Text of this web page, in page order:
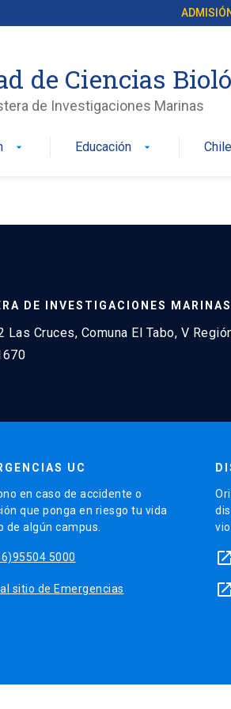
de Ciencias
de Investigaciones Marinas
arrow_drop_down Educación arrow_drop_down
DE INVESTIGACIONES MARINAS
Cruces, Comuna El Tabo, V
UC
en caso de accidente o
que ponga en riesgo tu vida
de algún campus.
5000
al sitio de Emergencias
launch
launch